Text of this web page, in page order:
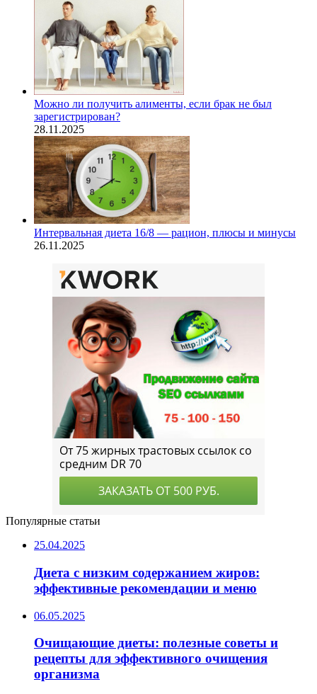
Можно ли получить алименты, если брак не был
зарегистрирован?
28.11.2025
Интервальная диета 16/8 — рацион, плюсы и минусы
26.11.2025
Популярные статьи
25.04.2025
Диета с низким содержанием жиров:
эффективные рекомендации и меню
06.05.2025
Очищающие диеты: полезные советы и
рецепты для эффективного очищения
организма